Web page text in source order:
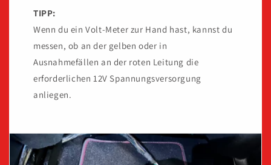
TIPP:
Wenn du ein Volt-Meter zur Hand hast, kannst du
messen, ob an der gelben oder in
Ausnahmefällen an der roten Leitung die
erforderlichen 12V Spannungsversorgung
anliegen.